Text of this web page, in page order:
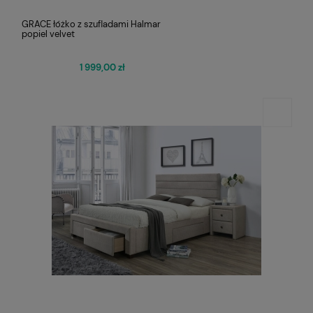
GRACE łóżko z szufladami Halmar
popiel velvet
1 999,00 zł